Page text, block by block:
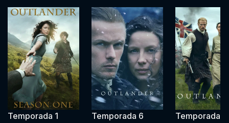
Temporada 1 Temporada 6 Temporada 7